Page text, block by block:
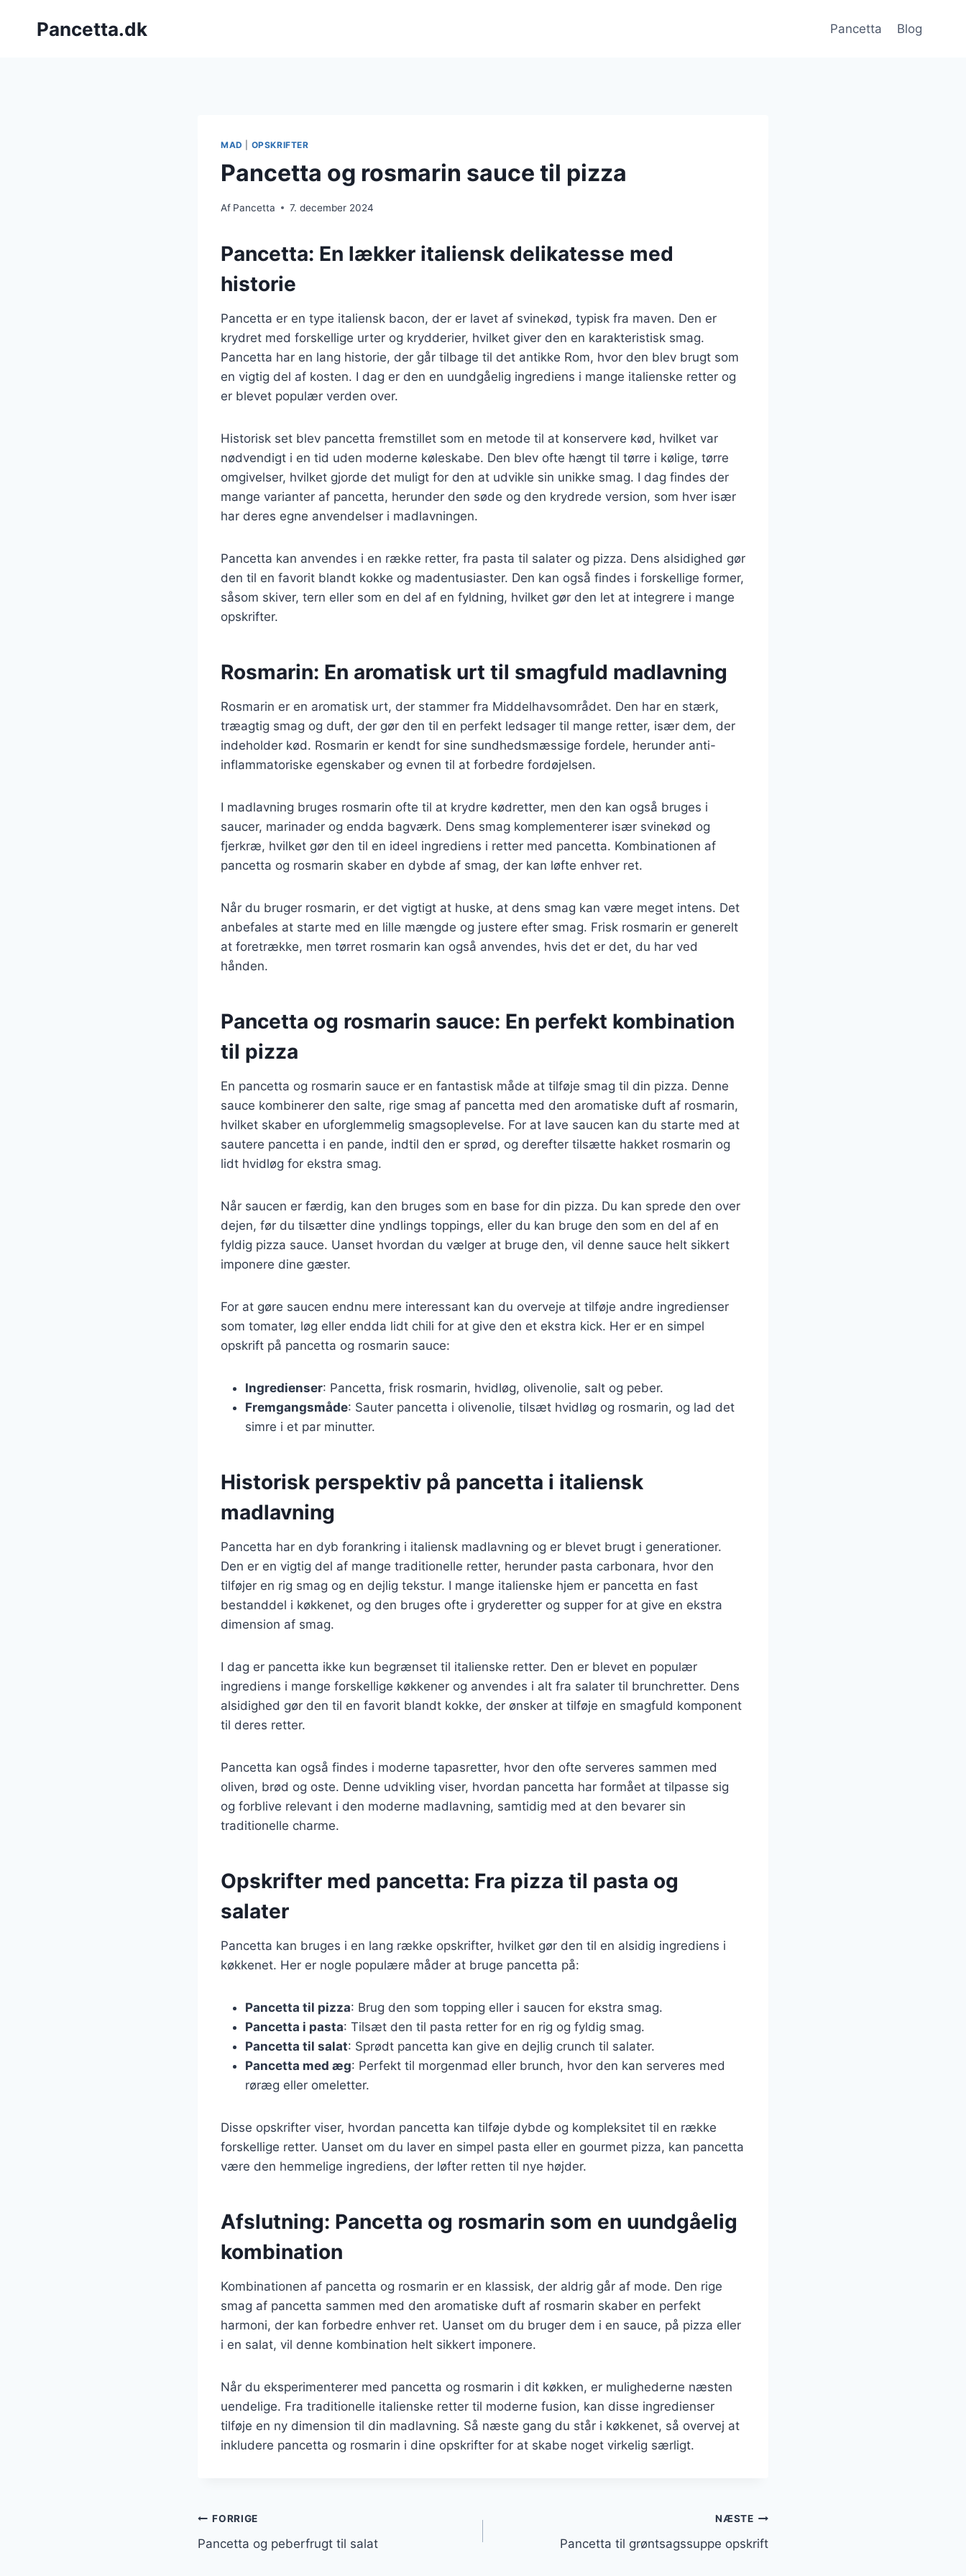
Pancetta.dk Pancetta Blog
MAD OPSKRIFTER
Pancetta og rosmarin sauce til pizza
Af Pancetta 7. december 2024
Pancetta: En lækker italiensk delikatesse med
historie
Pancetta er en type italiensk bacon, der er lavet af svinekød, typisk fra maven. Den er
krydret med forskellige urter og krydderier, hvilket giver den en karakteristisk smag.
Pancetta har en lang historie, der går tilbage til det antikke Rom, hvor den blev brugt som
en vigtig del af kosten. I dag er den en uundgåelig ingrediens i mange italienske retter og
er blevet populær verden over.
Historisk set blev pancetta fremstillet som en metode til at konservere kød, hvilket var
nødvendigt i en tid uden moderne køleskabe. Den blev ofte hængt til tørre i kølige, tørre
omgivelser, hvilket gjorde det muligt for den at udvikle sin unikke smag. I dag findes der
mange varianter af pancetta, herunder den søde og den krydrede version, som hver især
har deres egne anvendelser i madlavningen.
Pancetta kan anvendes i en række retter, fra pasta til salater og pizza. Dens alsidighed gør
den til en favorit blandt kokke og madentusiaster. Den kan også findes i forskellige former,
såsom skiver, tern eller som en del af en fyldning, hvilket gør den let at integrere i mange
opskrifter.
Rosmarin: En aromatisk urt til smagfuld madlavning
Rosmarin er en aromatisk urt, der stammer fra Middelhavsområdet. Den har en stærk,
træagtig smag og duft, der gør den til en perfekt ledsager til mange retter, især dem, der
indeholder kød. Rosmarin er kendt for sine sundhedsmæssige fordele, herunder anti-
inflammatoriske egenskaber og evnen til at forbedre fordøjelsen.
I madlavning bruges rosmarin ofte til at krydre kødretter, men den kan også bruges i
saucer, marinader og endda bagværk. Dens smag komplementerer især svinekød og
fjerkræ, hvilket gør den til en ideel ingrediens i retter med pancetta. Kombinationen af
pancetta og rosmarin skaber en dybde af smag, der kan løfte enhver ret.
Når du bruger rosmarin, er det vigtigt at huske, at dens smag kan være meget intens. Det
anbefales at starte med en lille mængde og justere efter smag. Frisk rosmarin er generelt
at foretrække, men tørret rosmarin kan også anvendes, hvis det er det, du har ved
hånden.
Pancetta og rosmarin sauce: En perfekt kombination
til pizza
En pancetta og rosmarin sauce er en fantastisk måde at tilføje smag til din pizza. Denne
sauce kombinerer den salte, rige smag af pancetta med den aromatiske duft af rosmarin,
hvilket skaber en uforglemmelig smagsoplevelse. For at lave saucen kan du starte med at
sautere pancetta i en pande, indtil den er sprød, og derefter tilsætte hakket rosmarin og
lidt hvidløg for ekstra smag.
Når saucen er færdig, kan den bruges som en base for din pizza. Du kan sprede den over
dejen, før du tilsætter dine yndlings toppings, eller du kan bruge den som en del af en
fyldig pizza sauce. Uanset hvordan du vælger at bruge den, vil denne sauce helt sikkert
imponere dine gæster.
For at gøre saucen endnu mere interessant kan du overveje at tilføje andre ingredienser
som tomater, løg eller endda lidt chili for at give den et ekstra kick. Her er en simpel
opskrift på pancetta og rosmarin sauce:
Ingredienser: Pancetta, frisk rosmarin, hvidløg, olivenolie, salt og peber.
Fremgangsmåde: Sauter pancetta i olivenolie, tilsæt hvidløg og rosmarin, og lad det
simre i et par minutter.
Historisk perspektiv på pancetta i italiensk
madlavning
Pancetta har en dyb forankring i italiensk madlavning og er blevet brugt i generationer.
Den er en vigtig del af mange traditionelle retter, herunder pasta carbonara, hvor den
tilføjer en rig smag og en dejlig tekstur. I mange italienske hjem er pancetta en fast
bestanddel i køkkenet, og den bruges ofte i gryderetter og supper for at give en ekstra
dimension af smag.
I dag er pancetta ikke kun begrænset til italienske retter. Den er blevet en populær
ingrediens i mange forskellige køkkener og anvendes i alt fra salater til brunchretter. Dens
alsidighed gør den til en favorit blandt kokke, der ønsker at tilføje en smagfuld komponent
til deres retter.
Pancetta kan også findes i moderne tapasretter, hvor den ofte serveres sammen med
oliven, brød og oste. Denne udvikling viser, hvordan pancetta har formået at tilpasse sig
og forblive relevant i den moderne madlavning, samtidig med at den bevarer sin
traditionelle charme.
Opskrifter med pancetta: Fra pizza til pasta og
salater
Pancetta kan bruges i en lang række opskrifter, hvilket gør den til en alsidig ingrediens i
køkkenet. Her er nogle populære måder at bruge pancetta på:
Pancetta til pizza: Brug den som topping eller i saucen for ekstra smag.
Pancetta i pasta: Tilsæt den til pasta retter for en rig og fyldig smag.
Pancetta til salat: Sprødt pancetta kan give en dejlig crunch til salater.
Pancetta med æg: Perfekt til morgenmad eller brunch, hvor den kan serveres med
røræg eller omeletter.
Disse opskrifter viser, hvordan pancetta kan tilføje dybde og kompleksitet til en række
forskellige retter. Uanset om du laver en simpel pasta eller en gourmet pizza, kan pancetta
være den hemmelige ingrediens, der løfter retten til nye højder.
Afslutning: Pancetta og rosmarin som en uundgåelig
kombination
Kombinationen af pancetta og rosmarin er en klassisk, der aldrig går af mode. Den rige
smag af pancetta sammen med den aromatiske duft af rosmarin skaber en perfekt
harmoni, der kan forbedre enhver ret. Uanset om du bruger dem i en sauce, på pizza eller
i en salat, vil denne kombination helt sikkert imponere.
Når du eksperimenterer med pancetta og rosmarin i dit køkken, er mulighederne næsten
uendelige. Fra traditionelle italienske retter til moderne fusion, kan disse ingredienser
tilføje en ny dimension til din madlavning. Så næste gang du står i køkkenet, så overvej at
inkludere pancetta og rosmarin i dine opskrifter for at skabe noget virkelig særligt.
Indlægsnavigation
FORRIGE
Pancetta og peberfrugt til salat
NÆSTE
Pancetta til grøntsagssuppe opskrift